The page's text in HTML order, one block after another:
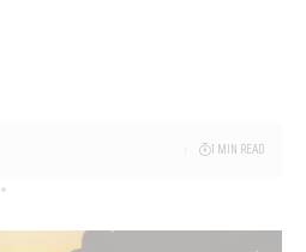
1 MIN READ